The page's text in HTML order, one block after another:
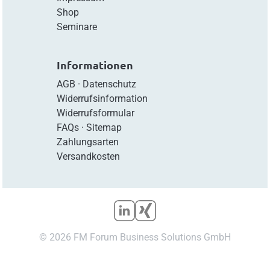
Shop
Seminare
Informationen
AGB · Datenschutz
Widerrufsinformation
Widerrufsformular
FAQs· Sitemap
Zahlungsarten
Versandkosten
© 2026 FM Forum Business Solutions GmbH